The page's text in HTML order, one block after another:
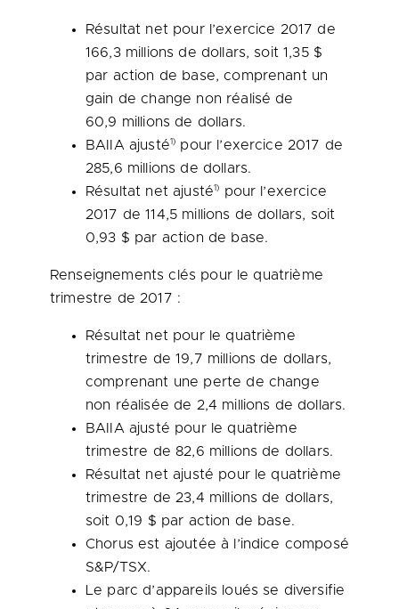
Résultat net pour l’exercice 2017 de
166,3 millions de dollars, soit 1,35 $
par action de base, comprenant un
gain de change non réalisé de
60,9 millions de dollars.
BAIIA ajusté1) pour l’exercice 2017 de
285,6 millions de dollars.
Résultat net ajusté1)
pour l’exercice
2017 de 114,5 millions de dollars, soit
0,93 $ par action de base.
Renseignements clés pour le quatrième
trimestre de 2017 :
Résultat net pour le quatrième
trimestre de 19,7 millions de dollars,
comprenant une perte de change
non réalisée de 2,4 millions de dollars.
BAIIA ajusté pour le quatrième
trimestre de 82,6 millions de dollars.
Résultat net ajusté pour le quatrième
trimestre de 23,4 millions de dollars,
soit 0,19 $ par action de base.
Chorus est ajoutée à l’indice composé
S&P/TSX.
Le parc d’appareils loués se diversifie